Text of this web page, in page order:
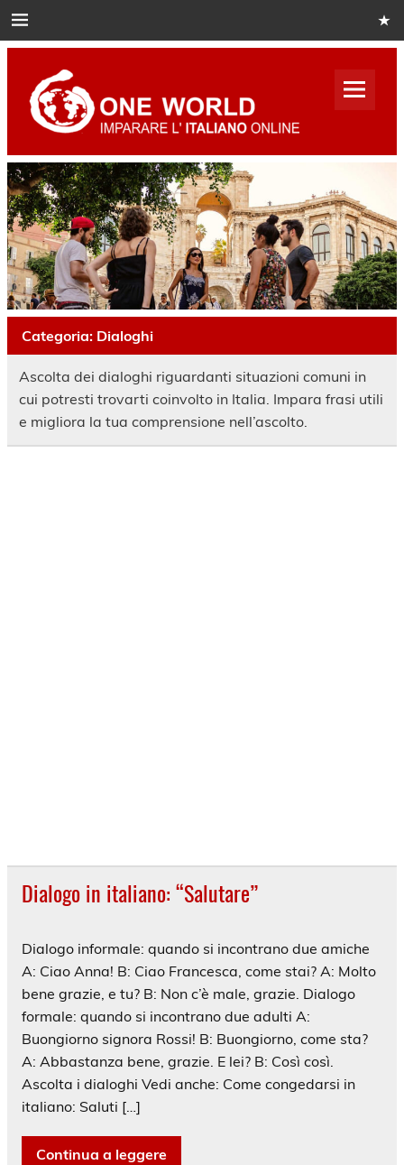
to
One
Categoria: Dialoghi
Ascolta dei dialoghi riguardanti situazioni comuni in
cui potresti trovarti coinvolto in Italia. Impara frasi utili
e migliora la tua comprensione nell’ascolto.
Dialogo in italiano: “Salutare”
Dialogo informale: quando si incontrano due amiche
A: Ciao Anna! B: Ciao Francesca, come stai? A: Molto
bene grazie, e tu? B: Non c’è male, grazie. Dialogo
formale: quando si incontrano due adulti A:
Buongiorno signora Rossi! B: Buongiorno, come sta?
A: Abbastanza bene, grazie. E lei? B: Così così.
Ascolta i dialoghi Vedi anche: Come congedarsi in
italiano: Saluti […]
Continua a leggere